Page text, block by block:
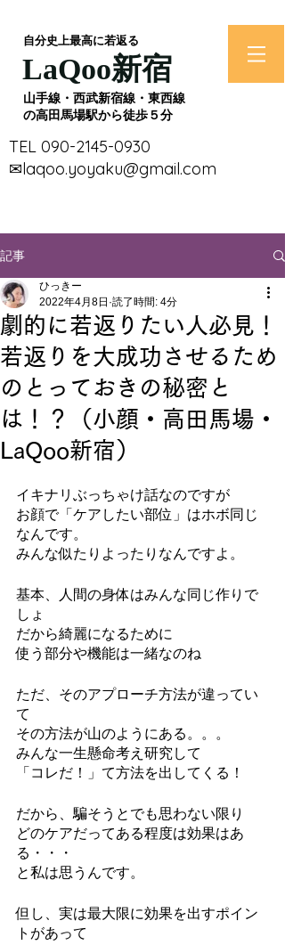
​自分史上最高に若返る
​LaQoo新宿
​山手線・西武新宿線・東西線
の高田馬場駅から徒歩５分
​TEL 090-2145-0930
​✉laqoo.yoyaku@gmail.com
記事
劇的に若返りたい人必見！
若返りを大成功させるため
のとっておきの秘密と
は！？（小顔・高田馬場・
LaQoo新宿）
ひっきー
2022年4月8日 読了時間: 4分
イキナリぶっちゃけ話なのですが
お顔で「ケアしたい部位」はホボ同じ
なんです。
みんな似たりよったりなんですよ。
基本、人間の身体はみんな同じ作りで
しょ
だから綺麗になるために
使う部分や機能は一緒なのね
ただ、そのアプローチ方法が違ってい
て
その方法が山のようにある。。。
みんな一生懸命考え研究して
「コレだ！」て方法を出してくる！
だから、騙そうとでも思わない限り
どのケアだってある程度は効果はあ
る・・・
と私は思うんです。
但し、実は最大限に効果を出すポイン
トがあって